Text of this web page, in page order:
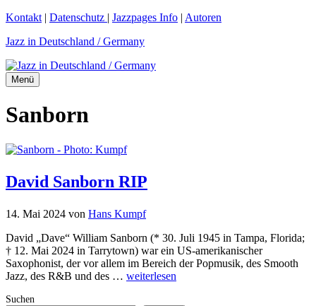
Zum
springen
Kontakt | Datenschutz | Jazzpages Info | Autoren
Jazz in Deutschland / Germany
Menü
Sanborn
David Sanborn RIP
14. Mai 2024 von Hans Kumpf
David „Dave“ William Sanborn (* 30. Juli 1945 in Tampa, Florida;
† 12. Mai 2024 in Tarrytown) war ein US-amerikanischer
Saxophonist, der vor allem im Bereich der Popmusik, des Smooth
Jazz, des R&B und des … weiterlesen
Suchen